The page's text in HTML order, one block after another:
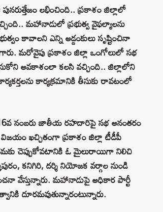
లభించింది.. ప్రకాశం జిల్లాలో
మహానాడులో ప్రభుత్వ వైఫల్యాలను
కావాలని ఎన్ని అడ్డంకులు సృష్టించినా
మరోవైపు ప్రకాశం జిల్లా ఒంగోలులో సభ
అవకాశంలా కలసి వచ్చింది.. జిల్లాలోని
కార్యక్రమానికి తీసుకు రావటంలో
నంబరు జాతీయ రహదారిపై సభ అనంతరం
ఖచ్చితంగా ప్రకాశం జిల్లా టీడీపీ
తమకు చెప్పుకోవటానికి ఓ మైలురాయిగా నిలిచి
కనిగిరి, దర్శి నియోజక వర్గాల నుండి
వేస్తున్నారు. మహానాడుపై అధికార పార్టీ
దూరమవుతున్నారంటున్నారు.